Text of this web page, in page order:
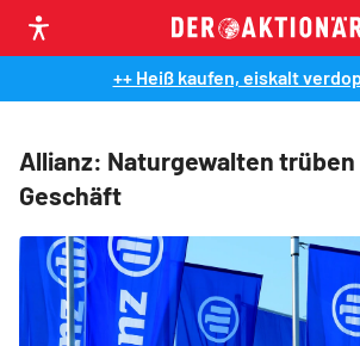
++ Heiß kaufen, eiskalt
Allianz: Naturgewalten
Geschäft